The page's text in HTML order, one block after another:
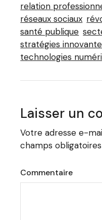
relation
réseaux sociaux
santé publique
stratégies
technologies
Laisser un
Votre adresse e-
champs
Commentaire